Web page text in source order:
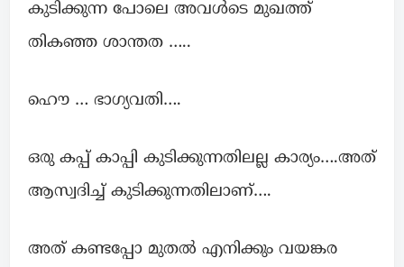
കുടിക്കുന്ന പോലെ അവൾടെ മുഖത്ത്
തികഞ്ഞ ശാന്തത …..
ഹൌ … ഭാഗ്യവതി….
ഒരു കപ്പ് കാപ്പി കുടിക്കുന്നതിലല്ല കാര്യം….അത്
ആസ്വദിച്ച് കുടിക്കുന്നതിലാണ്….
അത് കണ്ടപ്പോ മുതൽ എനിക്കും വയങ്കര